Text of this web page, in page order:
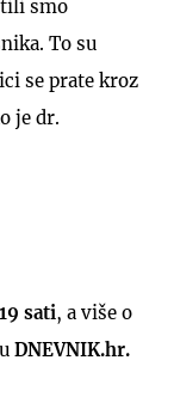
smo
To su
se prate kroz
je dr.
19 sati, a više o
DNEVNIK.hr.